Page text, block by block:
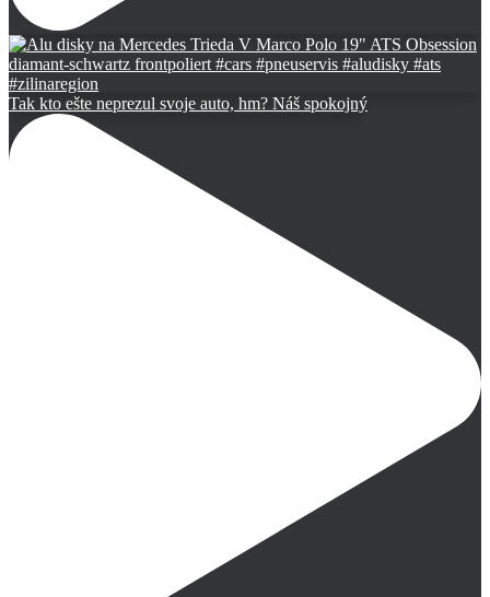
Tak kto ešte neprezul svoje auto, hm? Náš spokojný